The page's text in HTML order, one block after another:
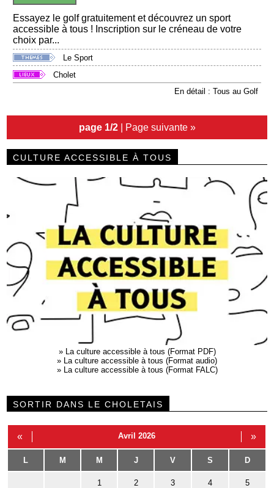
Essayez le golf gratuitement et découvrez un sport
accessible à tous ! Inscription sur le créneau de votre
choix par...
Le Sport
Cholet
En détail : Tous au Golf
page 1/2 | Page suivante »
CULTURE ACCESSIBLE À TOUS
» La culture accessible à tous (Format PDF)
» La culture accessible à tous (Format audio)
» La culture accessible à tous (Format FALC)
SORTIR DANS LE CHOLETAIS
« Avril 2026 »
L M M J V S D
1 2 3 4 5